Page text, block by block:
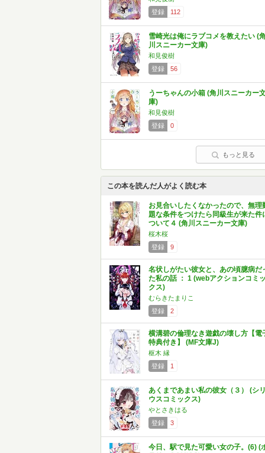
登録
112
雪崎光は俺にラブコメを教えたい (角
川スニーカー文庫)
和見俊樹
登録
56
うーちゃんの小箱 (角川スニーカー
庫)
和見俊樹
登録
0
もっと見る
この本を読んだ人がよく読む本
お見合いしたくなかったので、無理
題な条件をつけたら同級生が来た件
ついて４ (角川スニーカー文庫)
桜木桜
登録
9
名状しがたい彼女と、あの頃臆病だ
た私の話 ： 1 (webアクションコミッ
クス)
むらきたまりこ
登録
2
横溝碧の倫理なき遊戯の壊し方【電
特典付き】 (MF文庫J)
枢木 縁
登録
1
あくまであまい私の彼女（３） (シリ
ウスコミックス)
やとさきはる
登録
3
今日、駅で見た可愛い女の子。(6) (